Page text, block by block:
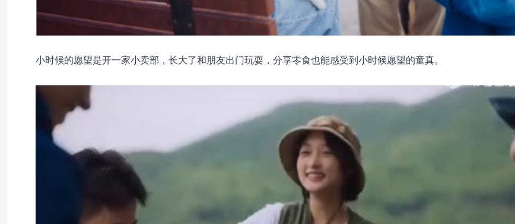
小时候的愿望是开一家小卖部，长大了和朋友出门玩耍，分享零食也能感受到小时候愿望的童真。